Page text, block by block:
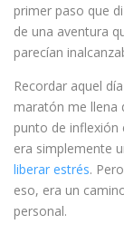
primer paso que
de una aventura
parecían
Recordar aquel
maratón me llena
punto de inflexión
era simplemente
liberar estrés.
eso, era un
personal.